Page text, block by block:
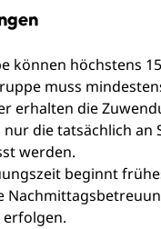
können höchstens
muss
erhalten die
nur die tatsächlich
werden.
beginnt
erfolgen.